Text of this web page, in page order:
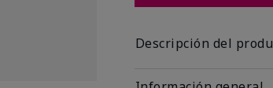
Descripción del